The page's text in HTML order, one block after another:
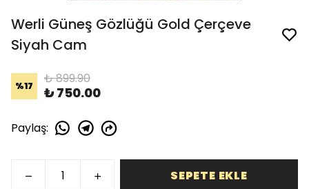
Werli Güneş Gözlüğü Gold Çerçeve
Siyah Cam
%17 ₺ 899.90
₺ 750.00
Paylaş:
SEPETE EKLE